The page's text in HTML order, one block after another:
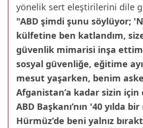
yönelik sert eleştirilerini dile
"ABD şimdi şunu söylüyor;
külfetine ben katlandım,
güvenlik mimarisi inşa ettim.
sosyal güvenliğe, eğitime
mesut yaşarken, benim
Afganistan’a kadar sizin için
ABD Başkanı’nın '40 yılda
Hürmüz’de beni yalnız